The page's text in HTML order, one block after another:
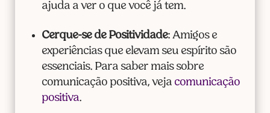
ajuda a ver o que você já tem.
Cerque-se de Positividade: Amigos e
experiências que elevam seu espírito são
essenciais. Para saber mais sobre
comunicação positiva, veja comunicação
positiva.